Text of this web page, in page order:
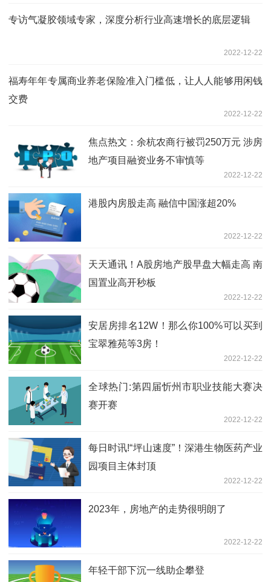
专访气凝胶领域专家，深度分析行业高速增长的底层逻辑
2022-12-22
福寿年年专属商业养老保险准入门槛低，让人人能够用闲钱
交费
2022-12-22
焦点热文：余杭农商行被罚250万元 涉房
地产项目融资业务不审慎等
2022-12-22
港股内房股走高 融信中国涨超20%
2022-12-22
天天通讯！A股房地产股早盘大幅走高 南
国置业高开秒板
2022-12-22
安居房排名12W！那么你100%可以买到
宝翠雅苑等3房！
2022-12-22
全球热门:第四届忻州市职业技能大赛决
赛开赛
2022-12-22
每日时讯!“坪山速度”！深港生物医药产业
园项目主体封顶
2022-12-22
2023年，房地产的走势很明朗了
2022-12-22
年轻干部下沉一线助企攀登